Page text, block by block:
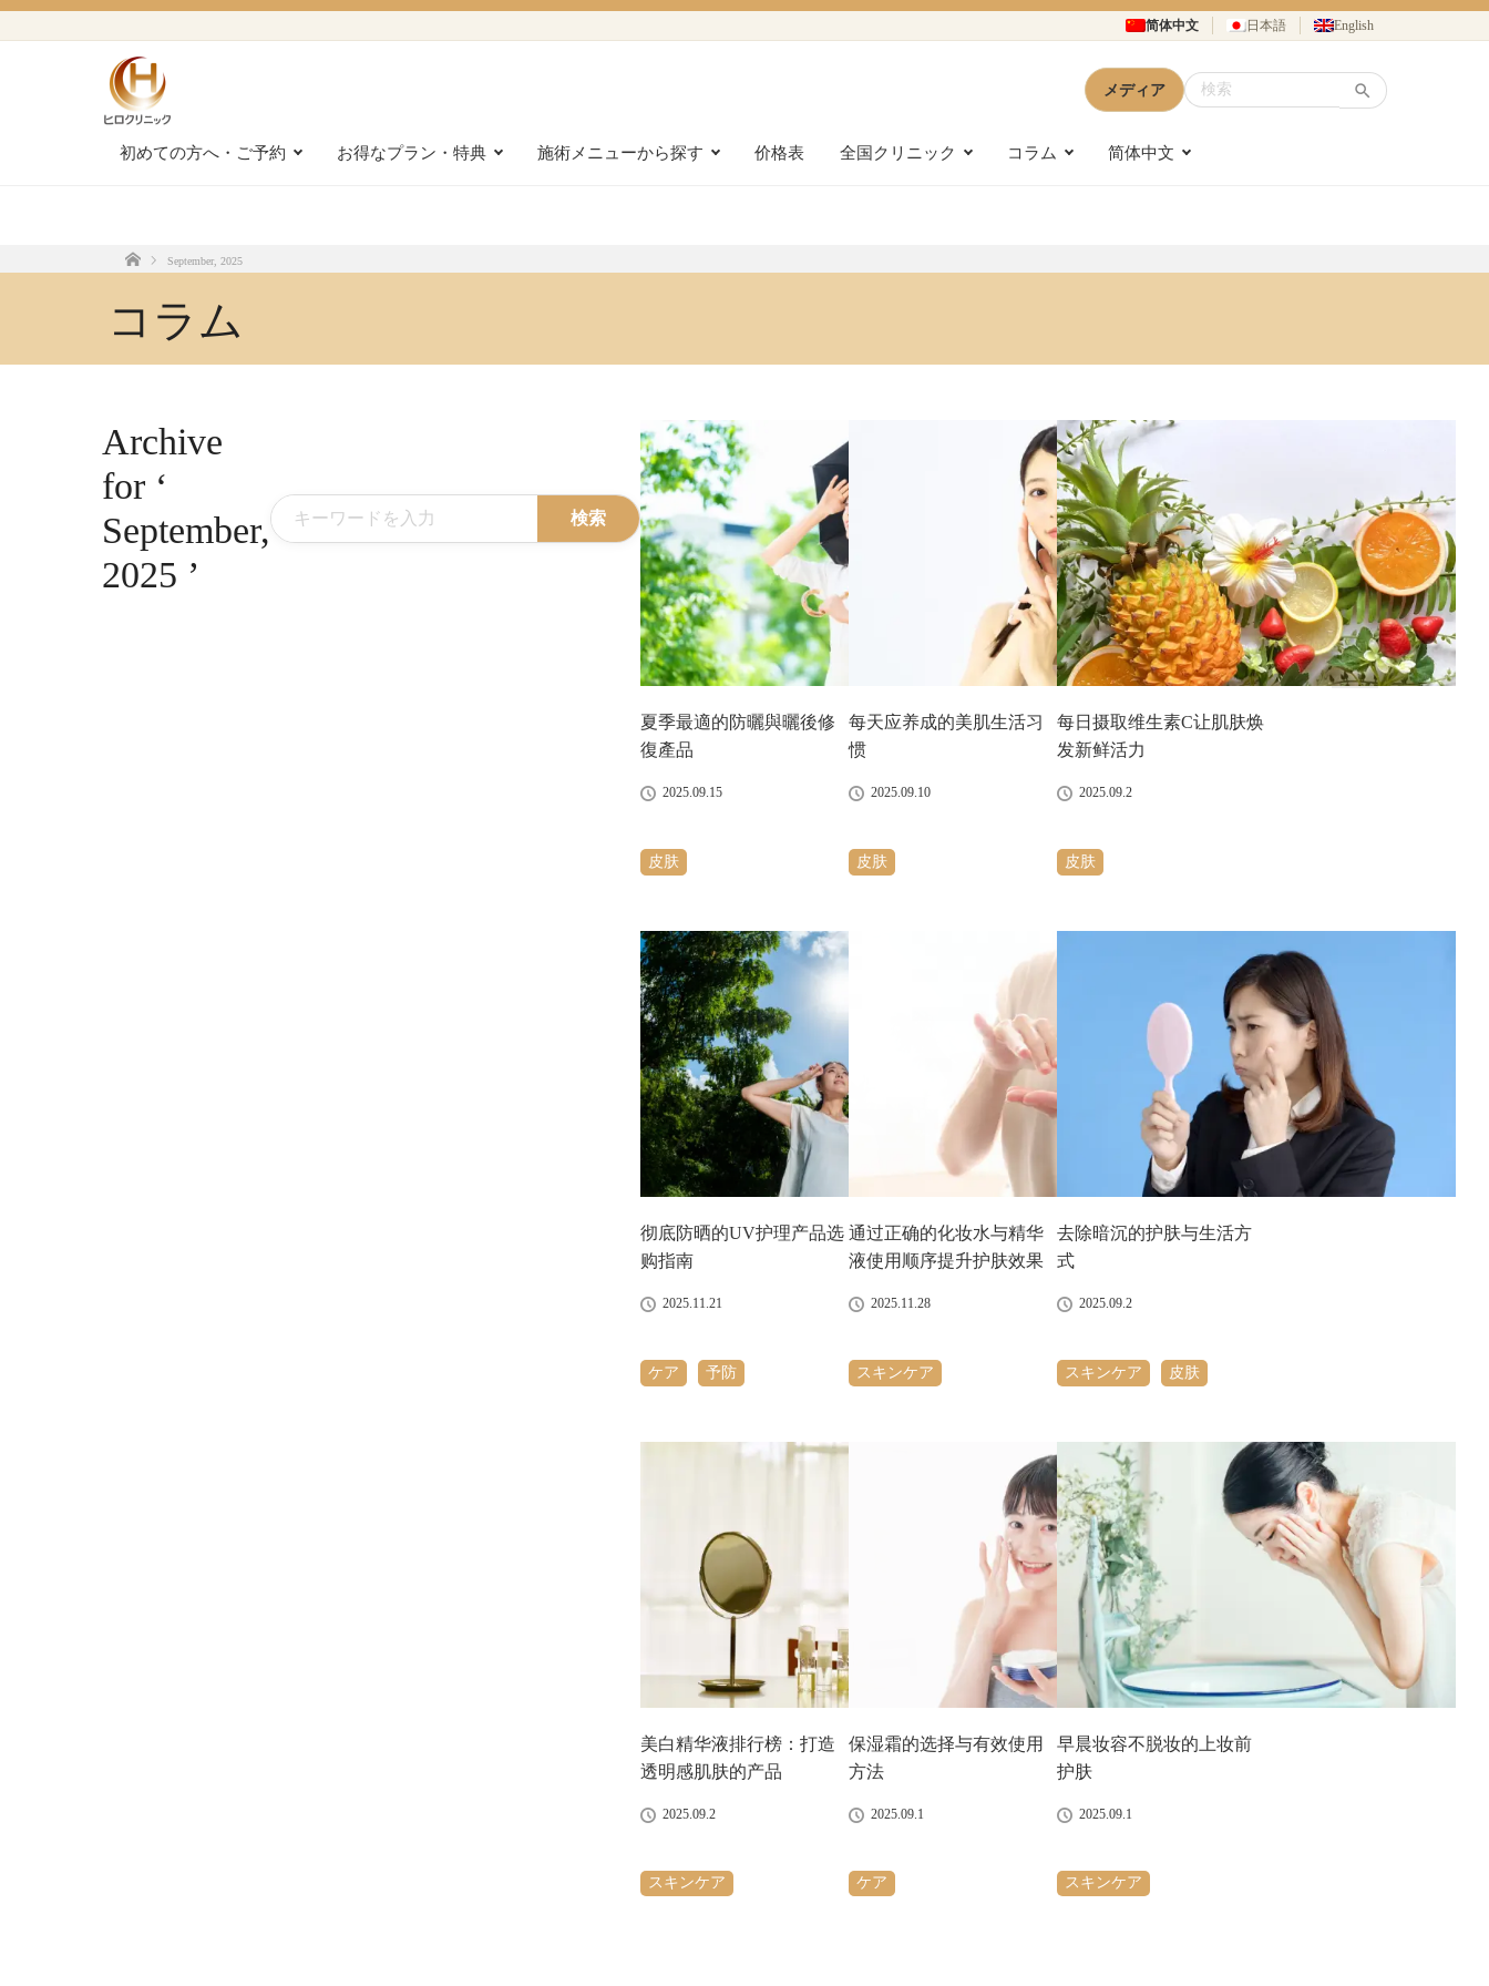
简体中文 日本語 English
メディア
初めての方へ・ご予約 お得なプラン・特典 施術メニューから探す 价格表 全国クリニック コラム 简体中文
September, 2025
コラム
Archive
for ‘
September,
2025 ’
検索
夏季最適的防曬與曬後修
復產品
2025.09.15
皮肤
每天应养成的美肌生活习
惯
2025.09.10
皮肤
每日摄取维生素C让肌肤焕
发新鲜活力
2025.09.2
皮肤
彻底防晒的UV护理产品选
购指南
2025.11.21
ケア 予防
通过正确的化妆水与精华
液使用顺序提升护肤效果
2025.11.28
スキンケア
去除暗沉的护肤与生活方
式
2025.09.2
スキンケア 皮肤
美白精华液排行榜：打造
透明感肌肤的产品
2025.09.2
スキンケア
保湿霜的选择与有效使用
方法
2025.09.1
ケア
早晨妆容不脱妆的上妆前
护肤
2025.09.1
スキンケア
1
2
3
»